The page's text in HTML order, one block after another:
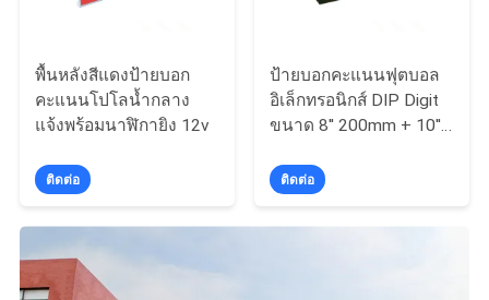
พื้นหลังสีแดงป้ายบอก
คะแนนโปโลน้ำกลาง
แจ้งพร้อมนาฬิกายิง 12v
ติดต่อ
ป้ายบอกคะแนนฟุตบอล
อิเล็กทรอนิกส์ DIP Digit
ขนาด 8'' 200mm + 10''
ติดต่อ